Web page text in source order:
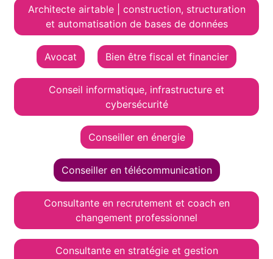
Architecte airtable | construction, structuration
et automatisation de bases de données
Avocat Bien être fiscal et financier
Conseil informatique, infrastructure et
cybersécurité
Conseiller en énergie
Conseiller en télécommunication
Consultante en recrutement et coach en
changement professionnel
Consultante en stratégie et gestion